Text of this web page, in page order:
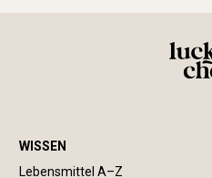
WISSEN
Lebensmittel A–Z